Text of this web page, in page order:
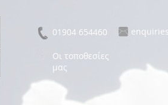
01904 654460
Οι τοποθεσίες
μας